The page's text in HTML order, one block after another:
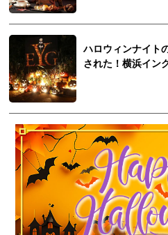
ハロウィンナイト
された！横浜イン